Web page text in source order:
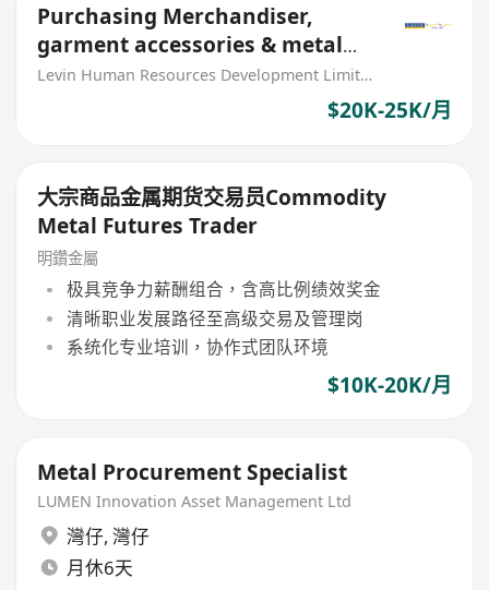
Purchasing Merchandiser,
garment accessories & metal
parts (MNC)
Levin Human Resources Development Limited
$20K-25K/月
大宗商品金属期货交易员Commodity
Metal Futures Trader
明鑽金屬
极具竞争力薪酬组合，含高比例绩效奖金
清晰职业发展路径至高级交易及管理岗
系统化专业培训，协作式团队环境
$10K-20K/月
Metal Procurement Specialist
LUMEN Innovation Asset Management Ltd
灣仔, 灣仔
月休6天